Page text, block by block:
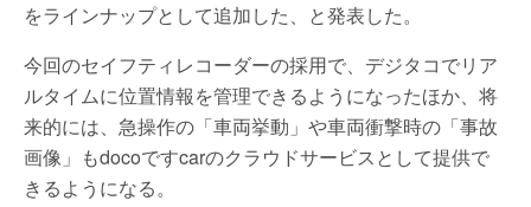
をラインナップとして追加した、と発表した。
今回のセイフティレコーダーの採用で、デジタコでリア
ルタイムに位置情報を管理できるようになったほか、将
来的には、急操作の「車両挙動」や車両衝撃時の「事故
画像」もdocoですcarのクラウドサービスとして提供で
きるようになる。